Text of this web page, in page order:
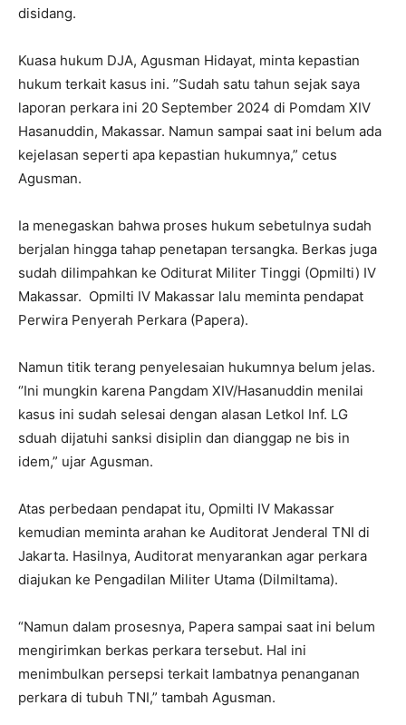
disidang.
Kuasa hukum DJA, Agusman Hidayat, minta kepastian
hukum terkait kasus ini. ”Sudah satu tahun sejak saya
laporan perkara ini 20 September 2024 di Pomdam XIV
Hasanuddin, Makassar. Namun sampai saat ini belum ada
kejelasan seperti apa kepastian hukumnya,” cetus
Agusman.
Ia menegaskan bahwa proses hukum sebetulnya sudah
berjalan hingga tahap penetapan tersangka. Berkas juga
sudah dilimpahkan ke Oditurat Militer Tinggi (Opmilti) IV
Makassar. Opmilti IV Makassar lalu meminta pendapat
Perwira Penyerah Perkara (Papera).
Namun titik terang penyelesaian hukumnya belum jelas.
‘’Ini mungkin karena Pangdam XIV/Hasanuddin menilai
kasus ini sudah selesai dengan alasan Letkol Inf. LG
sduah dijatuhi sanksi disiplin dan dianggap ne bis in
idem,” ujar Agusman.
Atas perbedaan pendapat itu, Opmilti IV Makassar
kemudian meminta arahan ke Auditorat Jenderal TNI di
Jakarta. Hasilnya, Auditorat menyarankan agar perkara
diajukan ke Pengadilan Militer Utama (Dilmiltama).
“Namun dalam prosesnya, Papera sampai saat ini belum
mengirimkan berkas perkara tersebut. Hal ini
menimbulkan persepsi terkait lambatnya penanganan
perkara di tubuh TNI,” tambah Agusman.